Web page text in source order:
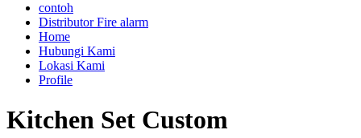
contoh
Distributor Fire alarm
Home
Hubungi Kami
Lokasi Kami
Profile
Kitchen Set Custom